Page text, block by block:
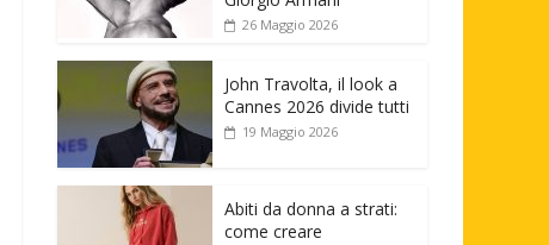
26 Maggio 2026
John Travolta, il look a
Cannes 2026 divide tutti
19 Maggio 2026
Abiti da donna a strati:
come creare